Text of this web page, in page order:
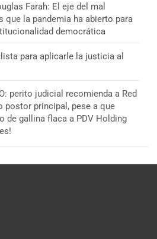
Farah: El eje del mal
que la pandemia ha abierto para
democrática
para aplicarle la justicia al
perito judicial recomienda a Red
postor principal, pese a que
de gallina flaca a PDV Holding